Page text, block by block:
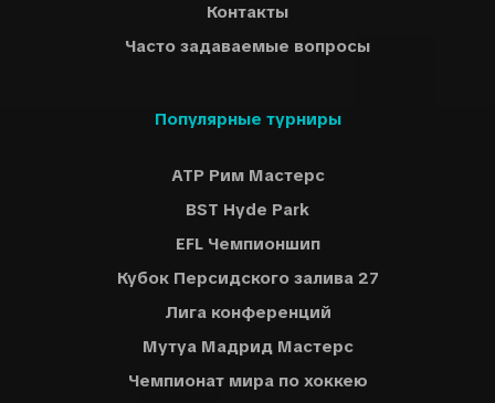
Контакты
Часто задаваемые вопросы
Популярные турниры
ATP Рим Мастерс
BST Hyde Park
EFL Чемпионшип
Кубок Персидского залива 27
Лига конференций
Мутуа Мадрид Мастерс
Чемпионат мира по хоккею